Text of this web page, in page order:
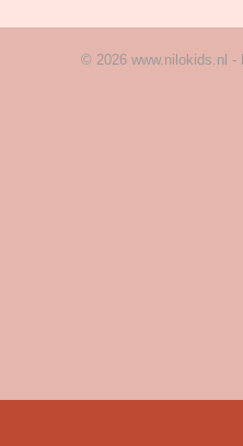
© 2026 www.nilokids.nl -